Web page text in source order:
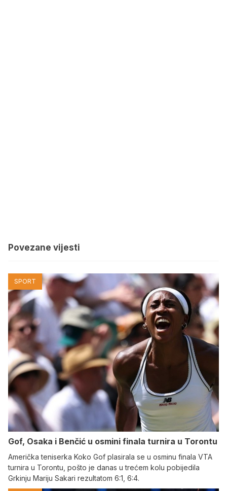
Povezane vijesti
SPORT
Gof, Osaka i Benčić u osmini finala turnira u Torontu
Američka teniserka Koko Gof plasirala se u osminu finala VTA
turnira u Torontu, pošto je danas u trećem kolu pobijedila
Grkinju Mariju Sakari rezultatom 6:1, 6:4.